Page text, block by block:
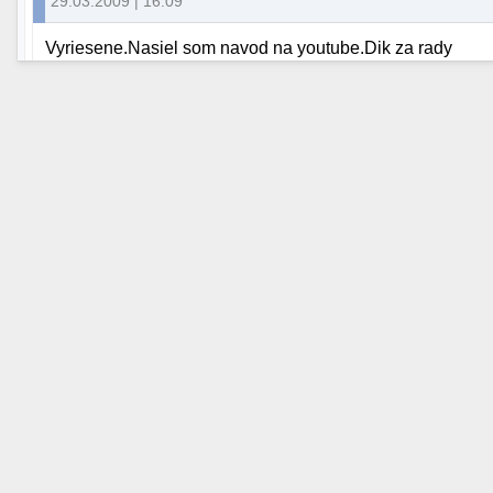
Vyriesene.Nasiel som navod na youtube.Dik za rady